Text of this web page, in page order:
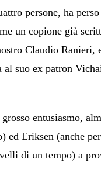
persone, ha
un copione già
Claudio
suo ex patron
entusiasmo,
ed Eriksen (anche
di un tempo) a